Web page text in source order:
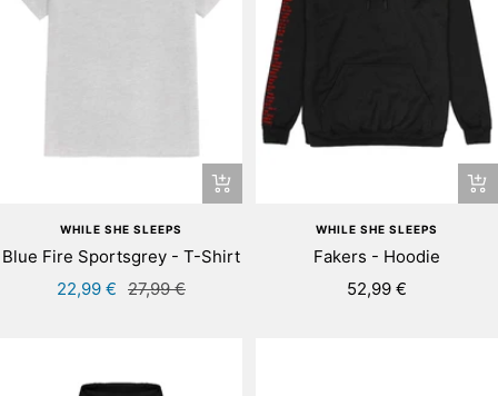
Schnellansicht
WHILE SHE SLEEPS
Blue Fire Sportsgrey - T-Shirt
Angebotspreis
22,99 € Regulärer
27,99 €
WHILE SHE SLEEPS
Fakers - Hoodie
Angebotspreis
52,99 €